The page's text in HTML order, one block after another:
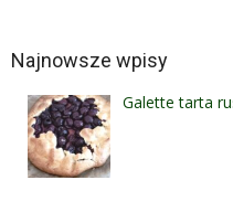
Najnowsze wpisy
Galette tarta